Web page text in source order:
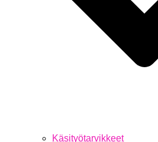
Käsityötarvikkeet